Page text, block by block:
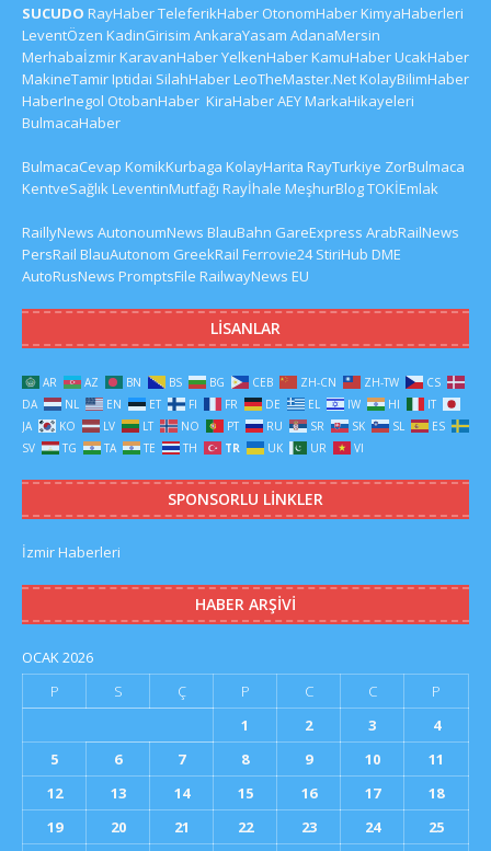
SUCUDO RayHaberTeleferikHaber OtonomHaberKimyaHaberleri
LeventÖzen KadinGirisim AnkaraYasam AdanaMersin
MerhabaİzmirKaravanHaberYelkenHaberKamuHaberUcakHaber
MakineTamirIptidai SilahHaberLeoTheMaster.NetKolayBilimHaber
HaberInegol OtobanHaber KiraHaberAEYMarkaHikayeleri
BulmacaHaber
BulmacaCevap KomikKurbaga KolayHarita RayTurkiye ZorBulmaca
KentveSağlıkLeventinMutfağı Rayİhale MeşhurBlogTOKİEmlak
RaillyNews AutonoumNews BlauBahn GareExpress ArabRailNews
PersRail BlauAutonom GreekRail Ferrovie24 StiriHub DME
AutoRusNews PromptsFile RailwayNews EU
LISANLAR
AR AZ BN BS BG CEB ZH-CN ZH-TW
CS
DA
NL EN ET FI FR DE EL IW HI
IT
JA
KO LV LT NO PT RU SR SK SL
ES
SV
TG TA TE TH TR UK UR VI
SPONSORLU LINKLER
İzmir Haberleri
HABER ARŞIVI
OCAK 2026
P
S Ç P C C
P
1
2 3
4
5
6 7 8 9 10
11
12
13 14 15 16 17
18
19
20 21 22 23 24
25